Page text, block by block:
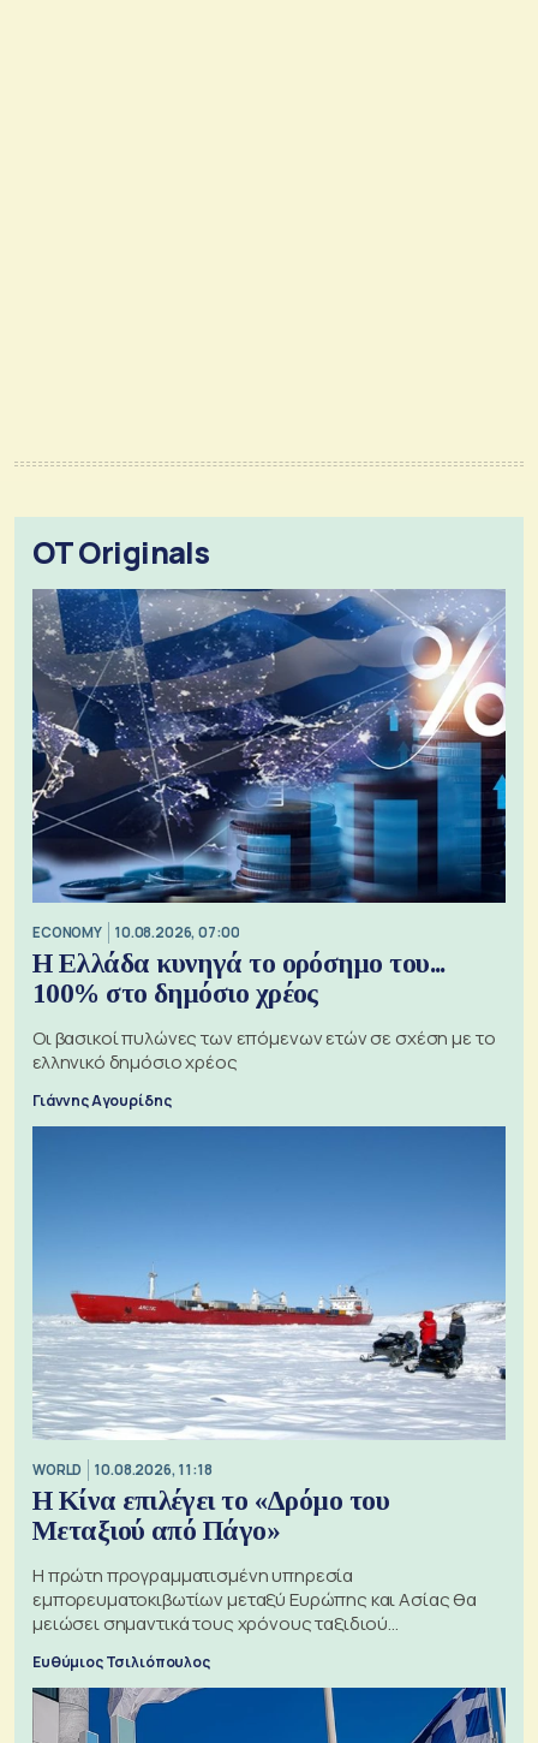
OT Originals
ECONOMY 10.08.2026, 07:00
Η Ελλάδα κυνηγά το ορόσημο του...
100% στο δημόσιο χρέος
Οι βασικοί πυλώνες των επόμενων ετών σε σχέση με το
ελληνικό δημόσιο χρέος
Γιάννης Αγουρίδης
WORLD 10.08.2026, 11:18
Η Κίνα επιλέγει το «Δρόμο του
Μεταξιού από Πάγο»
Η πρώτη προγραμματισμένη υπηρεσία
εμπορευματοκιβωτίων μεταξύ Ευρώπης και Ασίας θα
μειώσει σημαντικά τους χρόνους ταξιδιού
χρησιμοποιώντας την Αρκτική ως πλωτή οδό
Ευθύμιος Τσιλιόπουλος